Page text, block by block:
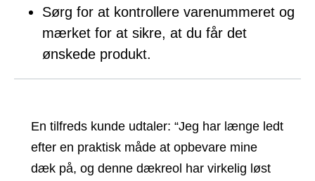
Sørg for at kontrollere varenummeret og
mærket for at sikre, at du får det
ønskede produkt.
En tilfreds kunde udtaler: “Jeg har længe ledt
efter en praktisk måde at opbevare mine
dæk på, og denne dækreol har virkelig løst